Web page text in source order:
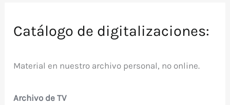
Catálogo de digitalizaciones:
Material en nuestro archivo personal, no online.
Archivo de TV